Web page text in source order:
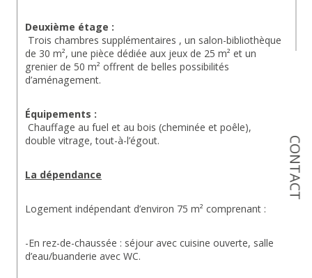
CONTACT
Deuxième étage :
de 30 m², une pièce dédiée aux jeux de 25 m² et un
grenier de 50 m² offrent de belles possibilités
d’aménagement.
Équipements :
double vitrage, tout-à-l’égout.
La dépendance
Logement indépendant d’environ 75 m² comprenant :
-En rez-de-chaussée : séjour avec cuisine ouverte, salle
d’eau/buanderie avec WC.